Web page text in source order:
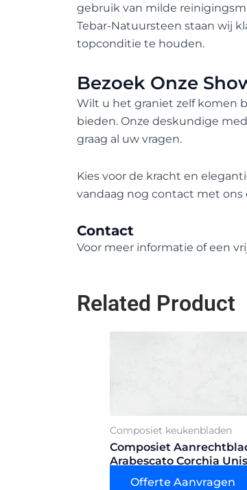
gebruik van milde
Tebar-Natuursteen staan wij
topconditie te houden.
Bezoek Onze
Wilt u het graniet zelf komen
bieden. Onze deskundige
graag al uw vragen.
Kies voor de kracht en
vandaag nog contact met ons
Contact
Voor meer informatie of een
Related Product
Composiet keukenbladen
Composiet
Arabescato Corchia
Offerte Aanvragen